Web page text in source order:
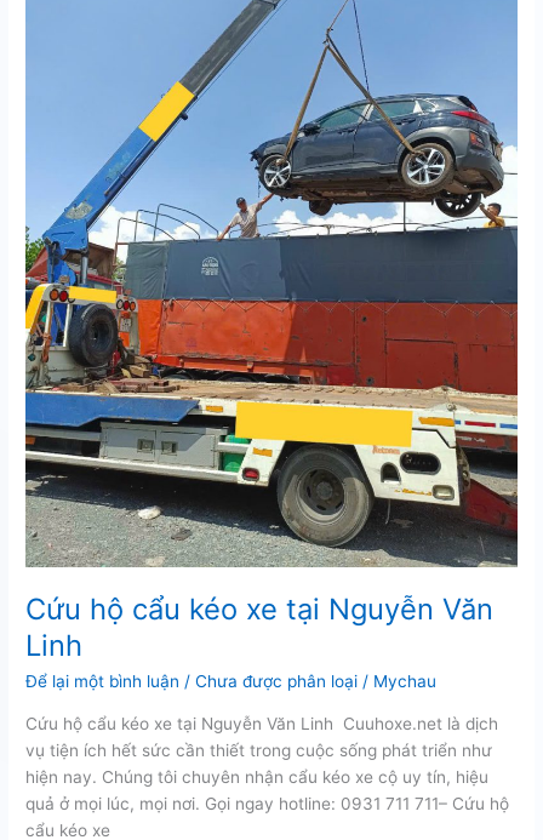
Cứu hộ cẩu kéo xe tại Nguyễn Văn
Linh
Để lại một bình luận /Chưa được phân loại / Mychau
Cứu hộ cẩu kéo xe tại Nguyễn Văn Linh Cuuhoxe.net là dịch
vụ tiện ích hết sức cần thiết trong cuộc sống phát triển như
hiện nay. Chúng tôi chuyên nhận cẩu kéo xe cộ uy tín, hiệu
quả ở mọi lúc, mọi nơi. Gọi ngay hotline: 0931 711 711– Cứu hộ
cẩu kéo xe